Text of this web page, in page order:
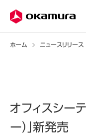
ホーム ニュースリリース
オフィスシー
ー）」新発売